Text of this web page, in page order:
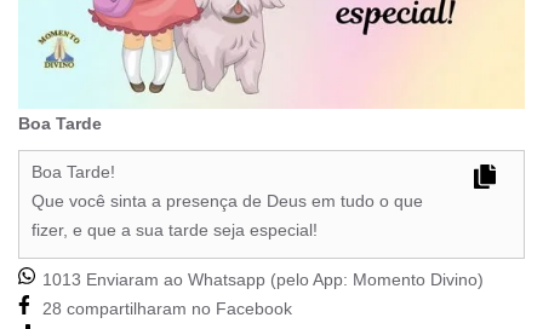
Boa Tarde
Boa Tarde!
Que você sinta a presença de Deus em tudo o que
fizer, e que a sua tarde seja especial!
1013 Enviaram ao Whatsapp (pelo App: Momento Divino)
28 compartilharam no Facebook